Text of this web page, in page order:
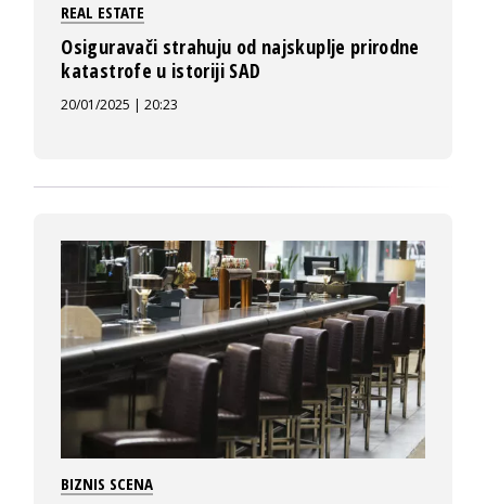
REAL ESTATE
Osiguravači strahuju od najskuplje prirodne
katastrofe u istoriji SAD
20/01/2025 | 20:23
BIZNIS SCENA